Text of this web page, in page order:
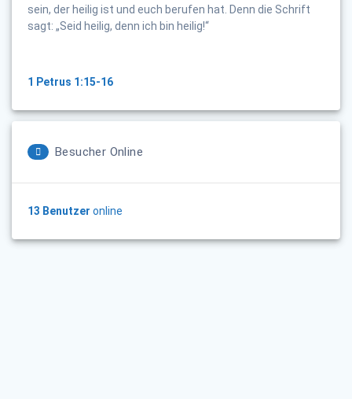
sein, der heilig ist und euch berufen hat. Denn die Schrift
sagt: „Seid heilig, denn ich bin heilig!“
1 Petrus 1:15-16
Besucher Online
13 Benutzer online